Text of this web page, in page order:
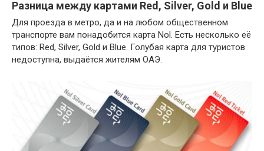
Разница между картами Red, Silver, Gold и Blue
Для проезда в метро, да и на любом общественном
транспорте вам понадобится карта Nol. Есть несколько её
типов: Red, Silver, Gold и Blue. Голубая карта для туристов
недоступна, выдаётся жителям ОАЭ.